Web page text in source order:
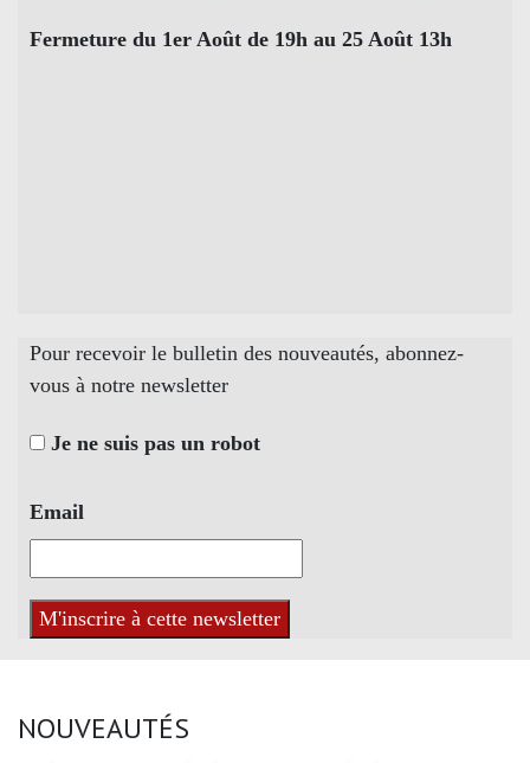
Fermeture du 1er Août de 19h au 25 Août 13h
Pour recevoir le bulletin des nouveautés, abonnez-
vous à notre newsletter
Je ne suis pas un robot
Email
NOUVEAUTÉS